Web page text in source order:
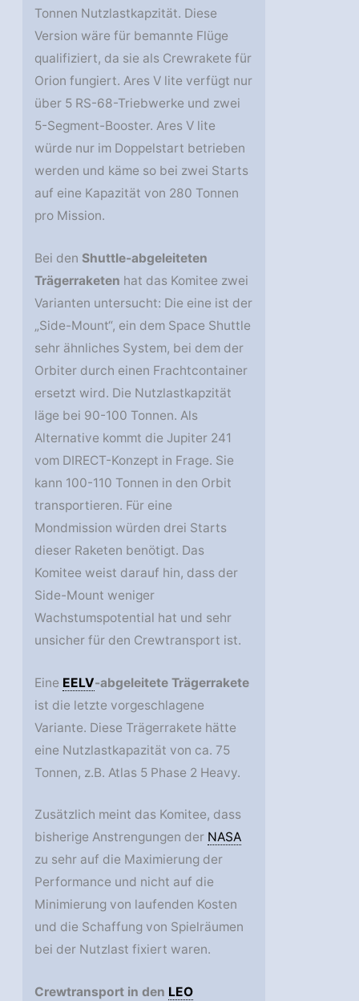
Tonnen Nutzlastkapzität. Diese
Version wäre für bemannte Flüge
qualifiziert, da sie als Crewrakete für
Orion fungiert. Ares V lite verfügt nur
über 5 RS-68-Triebwerke und zwei
5-Segment-Booster. Ares V lite
würde nur im Doppelstart betrieben
werden und käme so bei zwei Starts
auf eine Kapazität von 280 Tonnen
pro Mission.
Bei den Shuttle-abgeleiteten
Trägerraketen hat das Komitee zwei
Varianten untersucht: Die eine ist der
„Side-Mount“, ein dem Space Shuttle
sehr ähnliches System, bei dem der
Orbiter durch einen Frachtcontainer
ersetzt wird. Die Nutzlastkapzität
läge bei 90-100 Tonnen. Als
Alternative kommt die Jupiter 241
vom DIRECT-Konzept in Frage. Sie
kann 100-110 Tonnen in den Orbit
transportieren. Für eine
Mondmission würden drei Starts
dieser Raketen benötigt. Das
Komitee weist darauf hin, dass der
Side-Mount weniger
Wachstumspotential hat und sehr
unsicher für den Crewtransport ist.
Eine EELV-abgeleitete Trägerrakete
ist die letzte vorgeschlagene
Variante. Diese Trägerrakete hätte
eine Nutzlastkapazität von ca. 75
Tonnen, z.B. Atlas 5 Phase 2 Heavy.
Zusätzlich meint das Komitee, dass
bisherige Anstrengungen der NASA
zu sehr auf die Maximierung der
Performance und nicht auf die
Minimierung von laufenden Kosten
und die Schaffung von Spielräumen
bei der Nutzlast fixiert waren.
Crewtransport in den LEO